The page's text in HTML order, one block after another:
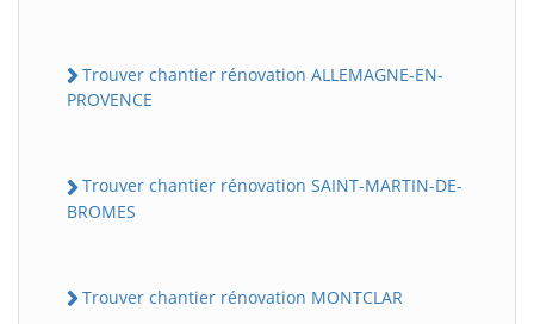
Trouver chantier rénovation ALLEMAGNE-EN-
PROVENCE
Trouver chantier rénovation SAINT-MARTIN-DE-
BROMES
Trouver chantier rénovation MONTCLAR